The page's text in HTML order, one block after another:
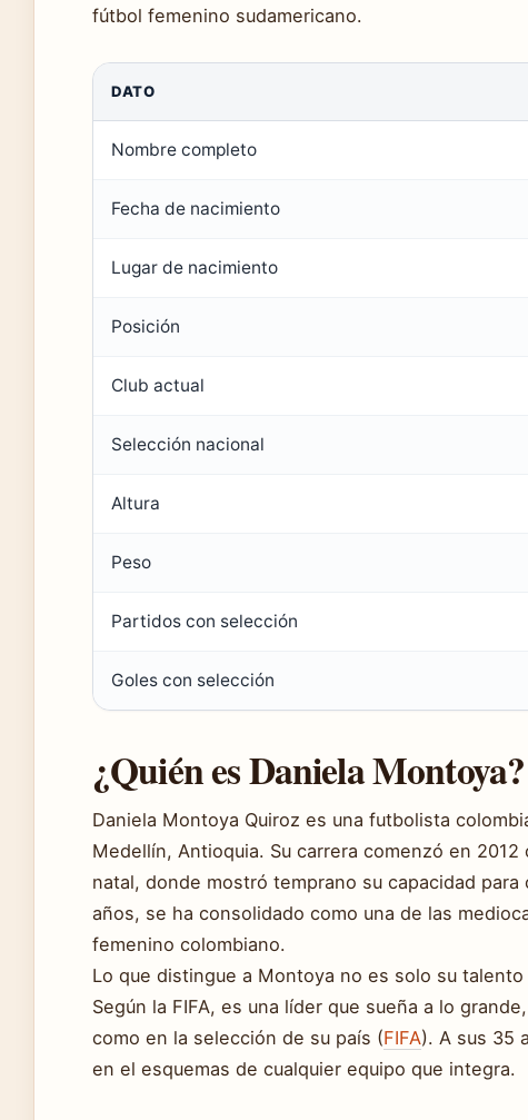
fútbol femenino sudamericano.
DATO
Nombre completo
Fecha de nacimiento
Lugar de nacimiento
Posición
Club actual
Selección nacional
Altura
Peso
Partidos con selección
Goles con selección
¿Quién es Daniela Montoya?
Daniela Montoya Quiroz es una futbolista
Medellín, Antioquia. Su carrera comenzó en
natal, donde mostró temprano su capacidad
años, se ha consolidado como una de las
femenino colombiano.
Lo que distingue a Montoya no es solo su
Según la FIFA, es una líder que sueña a lo
como en la selección de su país (FIFA). A sus 35
en el esquemas de cualquier equipo que integra.